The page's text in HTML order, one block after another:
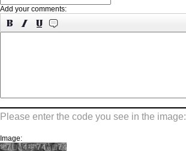
Add your comments:
Please enter the code you see in the image:
Image: